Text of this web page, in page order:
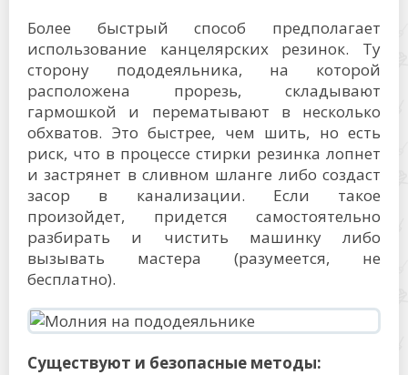
Более быстрый способ предполагает
использование канцелярских резинок. Ту
сторону пододеяльника, на которой
расположена прорезь, складывают
гармошкой и перематывают в несколько
обхватов. Это быстрее, чем шить, но есть
риск, что в процессе стирки резинка лопнет
и застрянет в сливном шланге либо создаст
засор в канализации. Если такое
произойдет, придется самостоятельно
разбирать и чистить машинку либо
вызывать мастера (разумеется, не
бесплатно).
Существуют и безопасные методы: